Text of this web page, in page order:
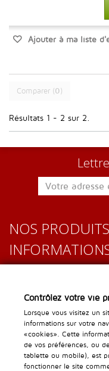
Ajouter à ma liste
Comparer (0)
Résultats 1 - 2 sur 2.
NOS PRODUITS
Leader Gastro
Chemin des
1023 Crissier
info@leader-gastro.ch
Service
Contrôlez votre vie
Lorsque vous visitez un
informations sur votre
«cookies». Cette
de vos préférences, ou
tablette ou mobile), est
fonctionner le site